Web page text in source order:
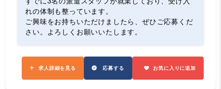
れの体制も整っています。
ご興味をお持ちいただけましたら、ぜひご応募くだ
さい。よろしくお願いいたします。
求人詳細を見る 応募する お気に入りに追加